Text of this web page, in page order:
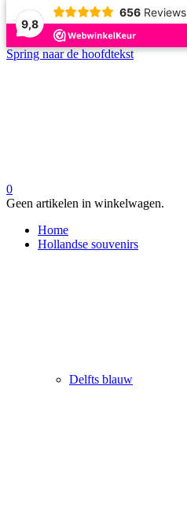
9,8
656 Reviews
Spring naar de hoofdtekst
0
Geen artikelen in winkelwagen.
Home
Hollandse souvenirs
Delfts blauw